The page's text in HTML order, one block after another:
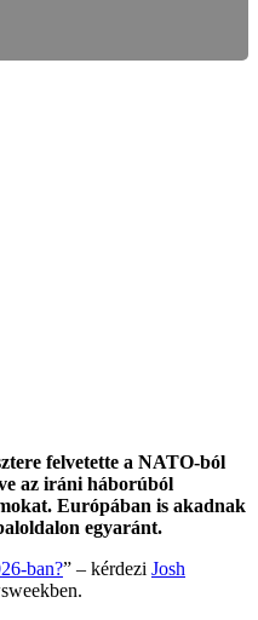
felvetette a NATO-ból
az iráni háborúból
Európában is akadnak
egyaránt.
ban?” – kérdezi Josh